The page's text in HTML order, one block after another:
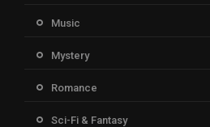
Music
Mystery
Romance
Sci-Fi & Fantasy